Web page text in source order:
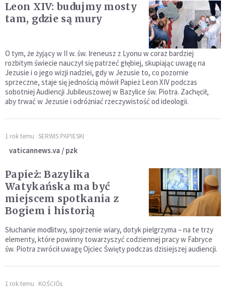
Leon XIV: budujmy mosty
tam, gdzie są mury
O tym, że żyjący w II w. św. Ireneusz z Lyonu w coraz bardziej
rozbitym świecie nauczył się patrzeć głębiej, skupiając uwagę na
Jezusie i o jego wizji nadziei, gdy w Jezusie to, co pozornie
sprzeczne, staje się jednością mówił Papież Leon XIV podczas
sobotniej Audiencji Jubileuszowej w Bazylice św. Piotra. Zachęcił,
aby trwać w Jezusie i odróżniać rzeczywistość od ideologii.
1 rok temu SERWIS PAPIESKI
vaticannews.va / pzk
Papież: Bazylika
Watykańska ma być
miejscem spotkania z
Bogiem i historią
Słuchanie modlitwy, spojrzenie wiary, dotyk pielgrzyma – na te trzy
elementy, które powinny towarzyszyć codziennej pracy w Fabryce
św. Piotra zwrócił uwagę Ojciec Święty podczas dzisiejszej audiencji.
1 rok temu KOŚCIÓŁ